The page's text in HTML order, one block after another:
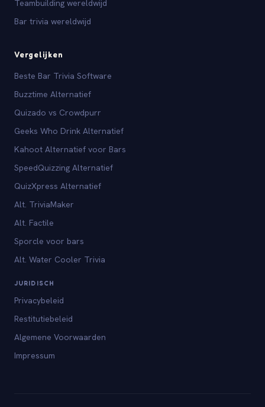
Teambuilding wereldwijd
Bar trivia wereldwijd
Vergelijken
Beste Bar Trivia Software
Buzztime Alternatief
Quizado vs Crowdpurr
Geeks Who Drink Alternatief
Kahoot Alternatief voor Bars
SpeedQuizzing Alternatief
QuizXpress Alternatief
Alt. TriviaMaker
Alt. Factile
Sporcle voor bars
Alt. Water Cooler Trivia
JURIDISCH
Privacybeleid
Restitutiebeleid
Algemene Voorwaarden
Impressum